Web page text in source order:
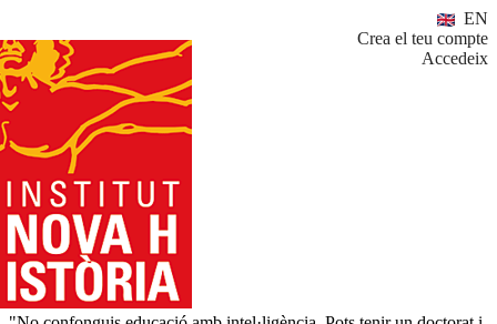
EN
Crea el teu compte
Accedeix